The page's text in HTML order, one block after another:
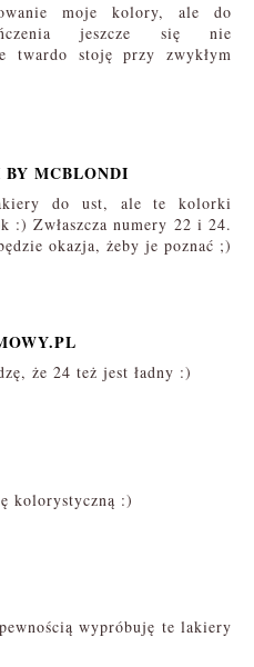
moje kolory, ale do
jeszcze się nie
twardo stoję przy zwykłym
MCBLONDI
do ust, ale te kolorki
:) Zwłaszcza numery 22 i 24.
okazja, żeby je poznać ;)
że 24 też jest ładny :)
kolorystyczną :)
wypróbuję te lakiery